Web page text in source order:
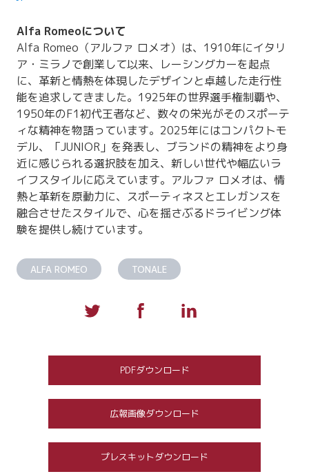
Alfa Romeoについて
Alfa Romeo（アルファ ロメオ）は、1910年にイタリ
ア・ミラノで創業して以来、レーシングカーを起点
に、革新と情熱を体現したデザインと卓越した走行性
能を追求してきました。1925年の世界選手権制覇や、
1950年のF1初代王者など、数々の栄光がそのスポーテ
ィな精神を物語っています。2025年にはコンパクトモ
デル、「JUNIOR」を発表し、ブランドの精神をより身
近に感じられる選択肢を加え、新しい世代や幅広いラ
イフスタイルに応えています。アルファ ロメオは、情
熱と革新を原動力に、スポーティネスとエレガンスを
融合させたスタイルで、心を揺さぶるドライビング体
験を提供し続けています。
ALFA ROMEO TONALE
PDFダウンロード
広報画像ダウンロード
プレスキットダウンロード